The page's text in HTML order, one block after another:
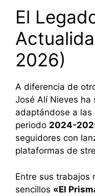
El
2026)
A diferencia de
José Alí Nieves ha
adaptándose a las
periodo 2024-
seguidores con
plataformas de
Entre sus trabajos
sencillos «El